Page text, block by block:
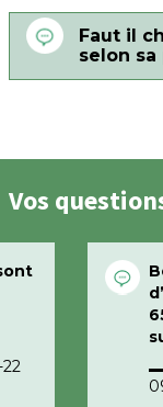
Faut il
selon
Vos